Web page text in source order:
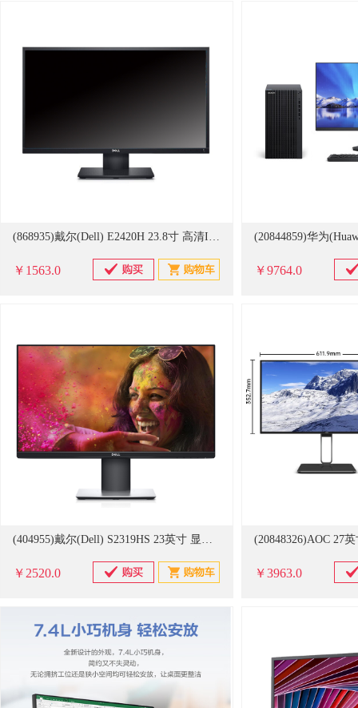
(868935)戴尔(Dell) E2420H 23.8寸 高清IPS屏显示器(单位：台)
￥1563.0 ￥9764.0
(404955)戴尔(Dell) S2319HS 23英寸 显示器(单位：台)
￥2520.0 ￥3963.0